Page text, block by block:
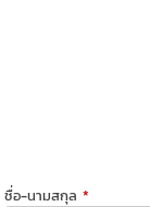
ชื่อ-นามสกุล *